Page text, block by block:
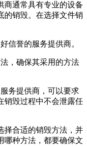
商通常具有专业的设备
的销毁。在选择文件销
信誉的服务提供商。
，确保其采用的方法
务提供商，可以要求
销毁过程中不会泄露任
择合适的销毁方法，并
哪种方法，都要确保文